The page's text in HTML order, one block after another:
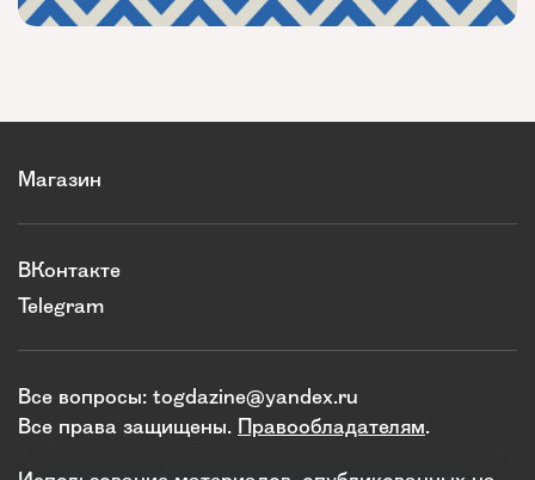
Магазин
ВКонтакте
Telegram
Все вопросы: togdazine@yandex.ru
Все права защищены. Правообладателям.